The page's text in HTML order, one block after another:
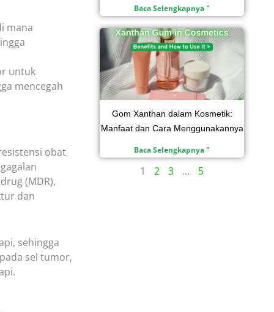
mana
untuk
mencegah
obat
(MDR),
dan
sehingga
sel tumor,
Baca Selengkapnya "
Gom Xanthan dalam Kosmetik:
Manfaat dan Cara Menggunakannya
Baca Selengkapnya "
1 2 3 ... 5